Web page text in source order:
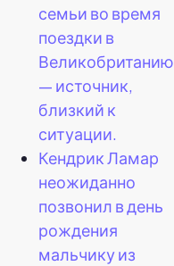
семьи во время
поездки в
Великобританию
— источник,
близкий к
ситуации.
Кендрик Ламар
неожиданно
позвонил в день
рождения
мальчику из